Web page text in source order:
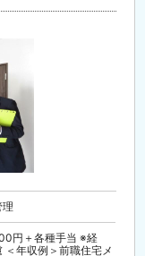
円＋各種手当 ※経
＜年収例＞前職住宅メ